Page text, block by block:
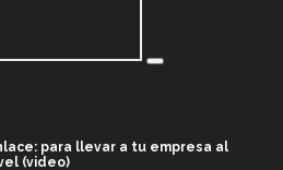
para llevar a tu empresa al
(video)